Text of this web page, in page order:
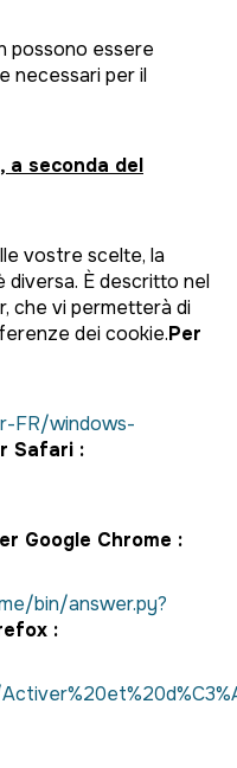
possono essere
necessari per il
a seconda del
vostre scelte, la
diversa. È descritto nel
che vi permetterà di
dei cookie.Per
FR/windows-
Safari :
Google Chrome :
bin/answer.py?
: